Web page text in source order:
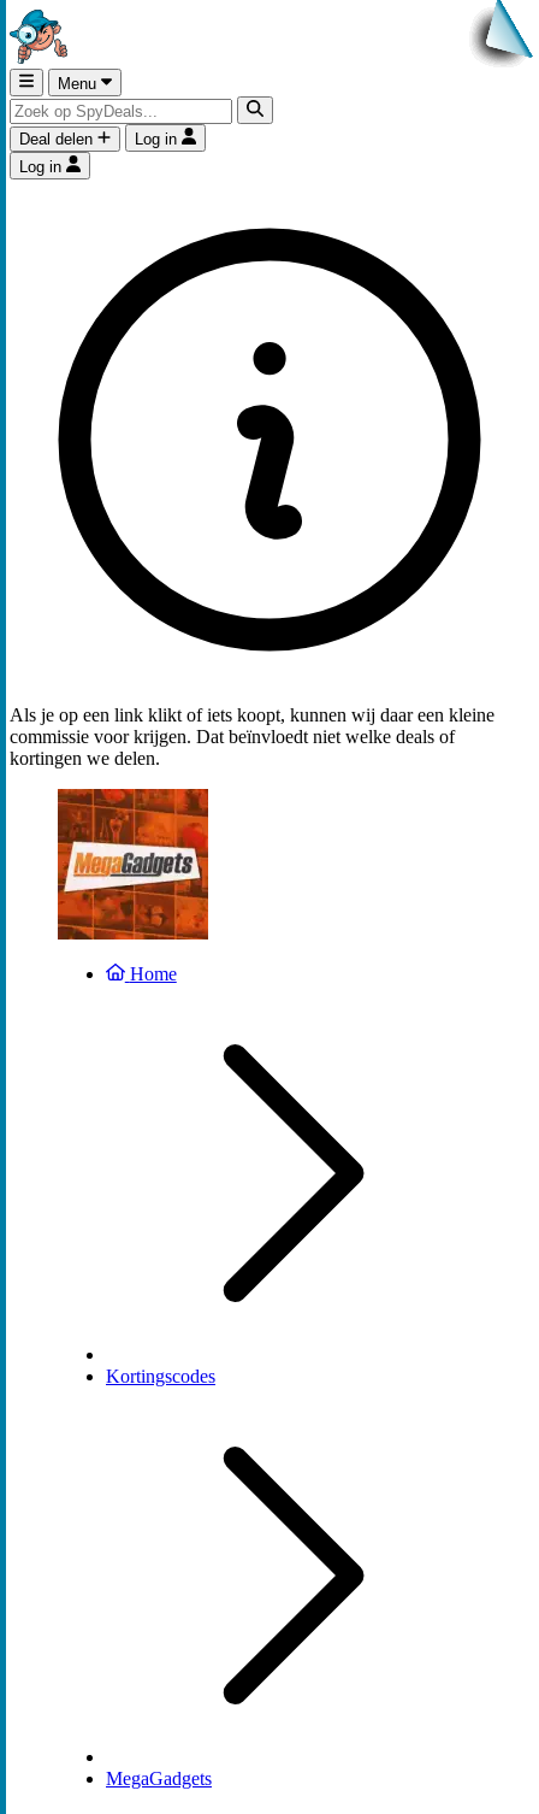
Menu
Deal delen
Log in
Log in
Als je op een link klikt of iets koopt, kunnen wij daar een kleine
commissie voor krijgen. Dat beïnvloedt niet welke deals of
kortingen we delen.
Home
Kortingscodes
MegaGadgets